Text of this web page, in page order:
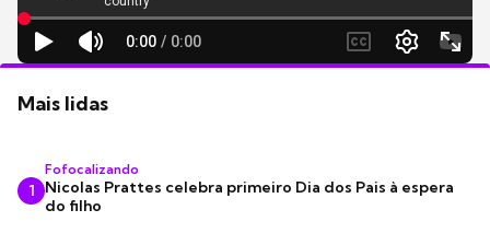
Mais lidas
1
Fofocalizando
Nicolas Prattes celebra primeiro Dia dos Pais à espera
do filho